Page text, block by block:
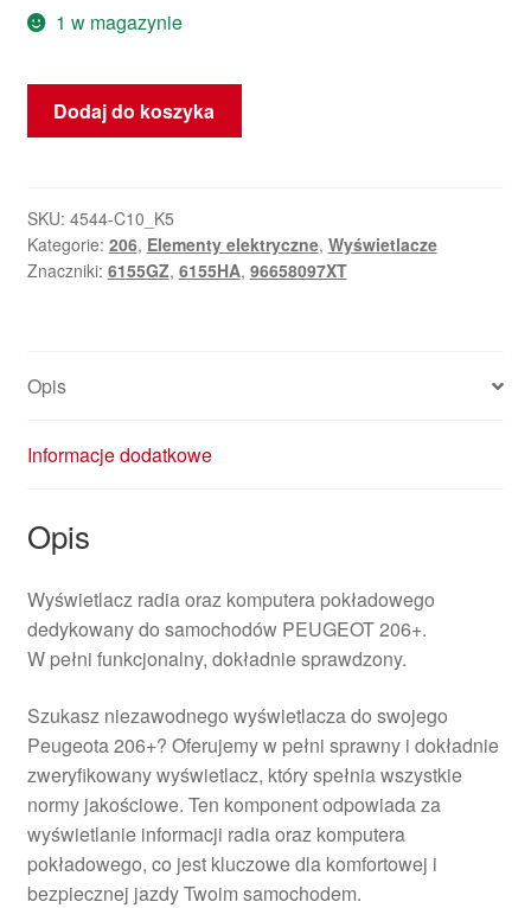
1 w magazynie
ilość
Wyświetlacz
96658097XT
6155GZ
Dodaj do koszyka
SKU: 4544-C10_K5
Kategorie: 206, Elementy elektryczne, Wyświetlacze
Znaczniki: 6155GZ, 6155HA, 96658097XT
Opis
Informacje dodatkowe
Opis
Wyświetlacz radia oraz komputera pokładowego
dedykowany do samochodów PEUGEOT 206+.
W pełni funkcjonalny, dokładnie sprawdzony.
Szukasz niezawodnego wyświetlacza do swojego
Peugeota 206+? Oferujemy w pełni sprawny i dokładnie
zweryfikowany wyświetlacz, który spełnia wszystkie
normy jakościowe. Ten komponent odpowiada za
wyświetlanie informacji radia oraz komputera
pokładowego, co jest kluczowe dla komfortowej i
bezpiecznej jazdy Twoim samochodem.